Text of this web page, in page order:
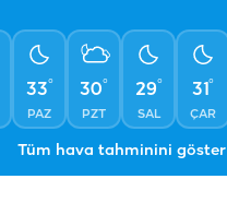
33°
PAZ
30°
PZT
29°
SAL
31°
ÇAR
Tüm hava tahminini göster